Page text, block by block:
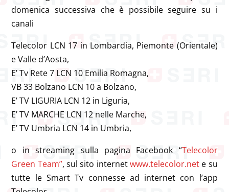
domenica successiva che è possibile seguire su i
canali
Telecolor LCN 17 in Lombardia, Piemonte (Orientale)
e Valle d’Aosta,
E’ Tv Rete 7 LCN 10 Emilia Romagna,
VB 33 Bolzano LCN 10 a Bolzano,
E’ TV LIGURIA LCN 12 in Liguria,
E’ TV MARCHE LCN 12 nelle Marche,
E’ TV Umbria LCN 14 in Umbria,
o in streaming sulla pagina Facebook “Telecolor
Green Team”, sul sito internetwww.telecolor.net e su
tutte le Smart Tv connesse ad internet con l’app